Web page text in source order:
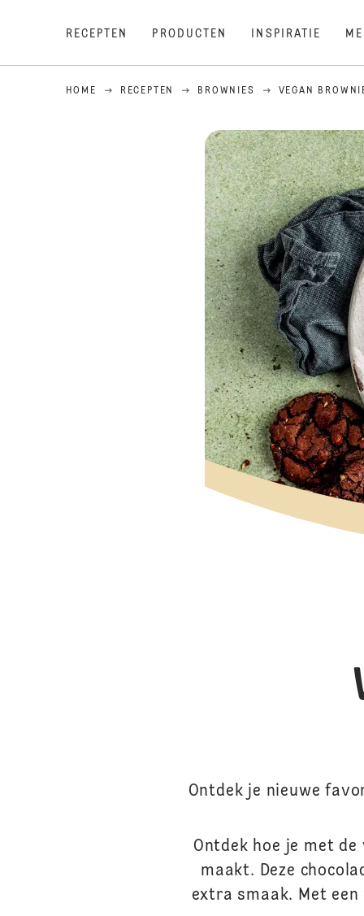
RECEPTEN PRODUCTEN INSPIRATIE
HOME RECEPTEN BROWNIES VEGAN
Ontdek je nieuwe
Ontdek hoe je met
maakt. Deze
extra smaak. Met